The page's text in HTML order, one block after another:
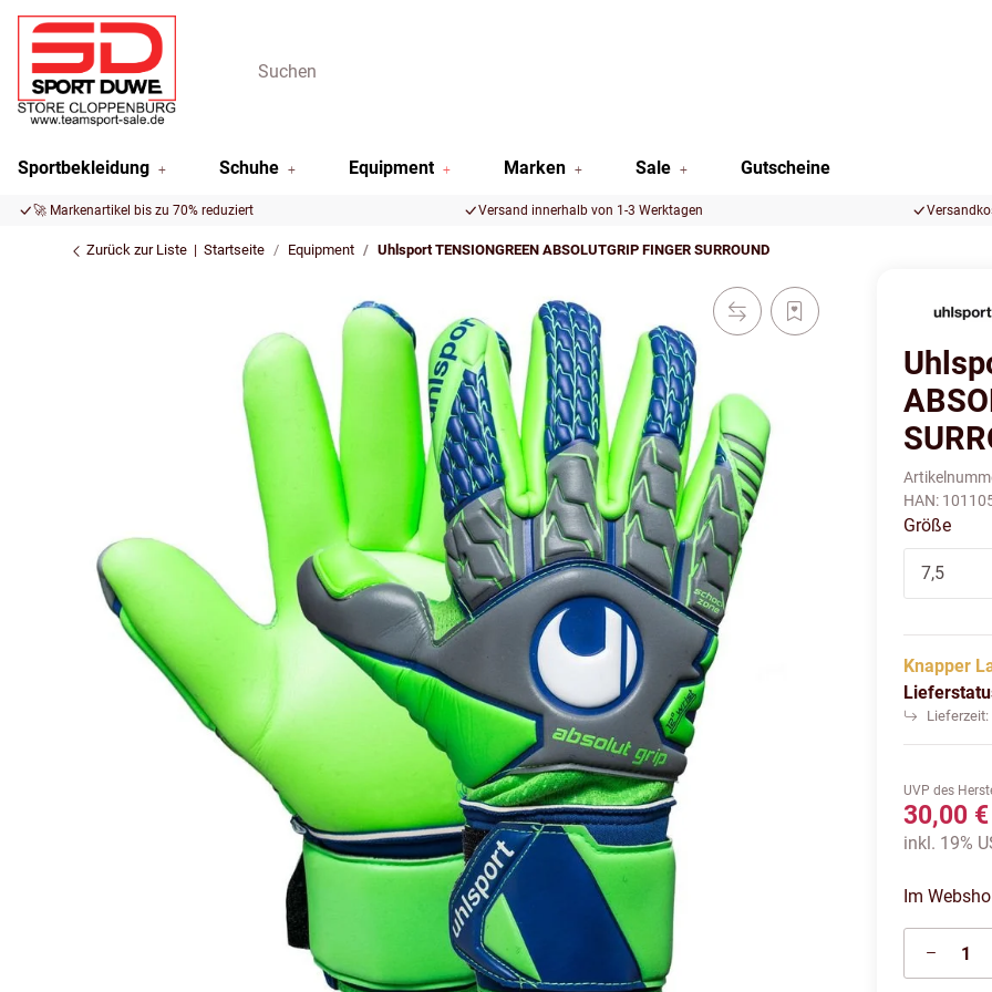
Sportbekleidung Schuhe Equipment Marken Sale Gutscheine
🚀 Markenartikel bis zu 70% reduziert Versand innerhalb von 1-3 Werktagen
Zurück zur Liste Startseite Equipment Uhlsport TENSIONGREEN ABSOLUTGRIP FINGER SURROUND
HAN:
Größe
7,5
Knapper
Lieferzeit:
UVP des
30,00 €
inkl. 19%
Im